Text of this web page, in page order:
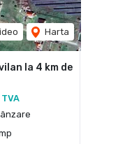
Harta
la 4 km de
TVA